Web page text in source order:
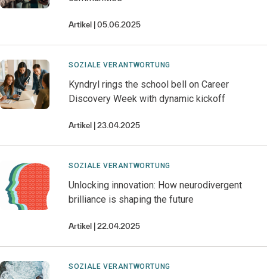
Artikel 05.06.2025
SOZIALE VERANTWORTUNG
Kyndryl rings the school bell on Career
Discovery Week with dynamic kickoff
Artikel 23.04.2025
SOZIALE VERANTWORTUNG
Unlocking innovation: How neurodivergent
brilliance is shaping the future
Artikel 22.04.2025
SOZIALE VERANTWORTUNG